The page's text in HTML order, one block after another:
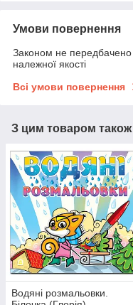
Умови повернення
Законом не передбачено
належної якості
Всі умови повернення
З цим товаром
Водяні розмальовки.